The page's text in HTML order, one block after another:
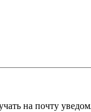
на почту